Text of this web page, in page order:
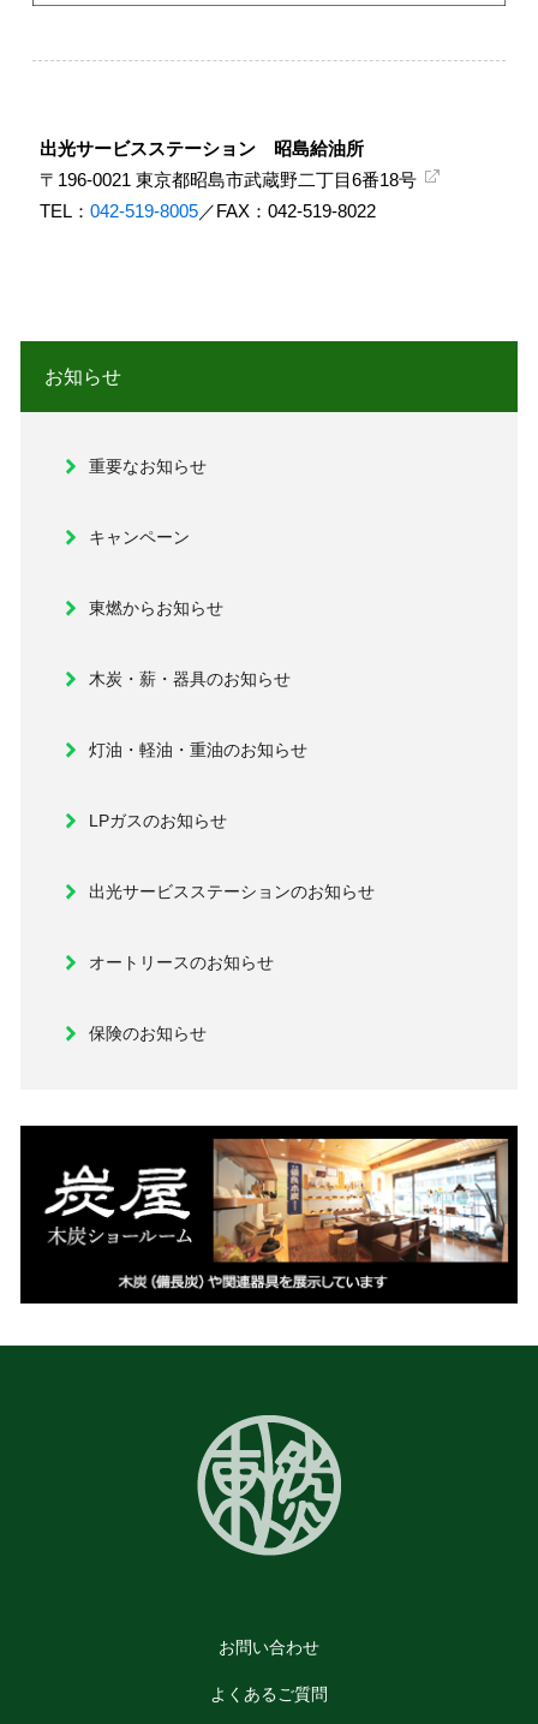
出光サービスステーション 昭島給油所
〒196-0021 東京都昭島市武蔵野二丁目6番18号
TEL： 042-519-8005／FAX：042-519-8022
お知らせ
重要なお知らせ
キャンペーン
東燃からお知らせ
木炭・薪・器具のお知らせ
灯油・軽油・重油のお知らせ
LPガスのお知らせ
出光サービスステーションのお知らせ
オートリースのお知らせ
保険のお知らせ
お問い合わせ
よくあるご質問